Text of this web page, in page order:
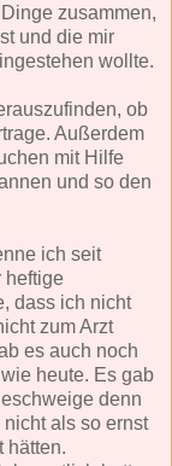
zusammen,
und die mir
wollte.
ob
Außerdem
mit Hilfe
und so den
ich seit
heftige
dass ich nicht
zum Arzt
es auch noch
heute. Es gab
denn
als so ernst
hätten.